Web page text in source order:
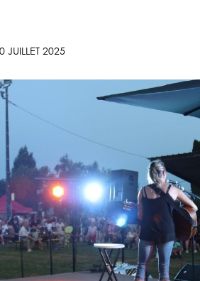
JUILLET 2025